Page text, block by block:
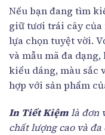
Nếu bạn đang tìm
giữ tươi trái cây
lựa chọn tuyệt vời.
và mẫu mã đa
kiểu dáng, màu sắc
hợp với sản phẩm
In Tiết Kiệmlà đơn
chất lượng cao và